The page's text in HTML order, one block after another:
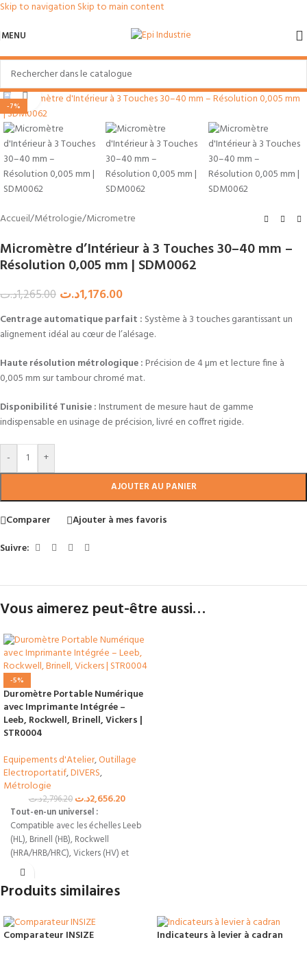
Skip to navigation Skip to main content
MENU
-7%
Agrandir
Accueil/Métrologie/Micrometre
Micromètre d’Intérieur à 3 Touches 30–40 mm –
Résolution 0,005 mm | SDM0062
1,265.00د.ت 1,176.00د.ت
Centrage automatique parfait : Système à 3 touches garantissant un
alignement idéal au cœur de l’alésage.
Haute résolution métrologique :Précision de 4 µm et lecture fine à
0,005 mm sur tambour chromé mat.
Disponibilité Tunisie :Instrument de mesure haut de gamme
indispensable en usinage de précision, livré en coffret rigide.
- +
AJOUTER AU PANIER
Comparer
Ajouter à mes favoris
Suivre:
Vous aimerez peut-être aussi…
-5%
Duromètre Portable Numérique
avec Imprimante Intégrée –
Leeb, Rockwell, Brinell, Vickers |
STR0004
Equipements d'Atelier,Outillage
Electroportatif,DIVERS,
Métrologie
2,796.20د.ت 2,656.20د.ت
Tout-en-un universel :
Compatible avec les échelles Leeb
(HL), Brinell (HB), Rockwell
(HRA/HRB/HRC), Vickers (HV) et
Shore (HS).
Traçabilité immédiate :
boîtier pour éditer vos rapports de
mesure instantanément sur le
terrain.
Produits similaires
Comparateur INSIZE
Indicateurs à levier à cadran